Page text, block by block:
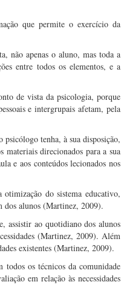
que permite o exercício da
não apenas o aluno, mas toda a
entre todos os elementos, e a
de vista da psicologia, porque
e intergrupais afetam, pela
tenha, à sua disposição,
direcionados para a sua
e aos conteúdos lecionados nos
do sistema educativo,
dos alunos (Martinez, 2009).
assistir ao quotidiano dos alunos
(Martinez, 2009). Além
existentes (Martinez, 2009).
os técnicos da comunidade
em relação às necessidades